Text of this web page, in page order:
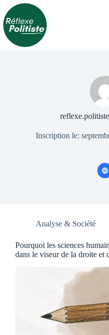
Passer
au
contenu
Inscription le:
Analyse & Société
Pourquoi les sciences
dans le viseur de la droite et